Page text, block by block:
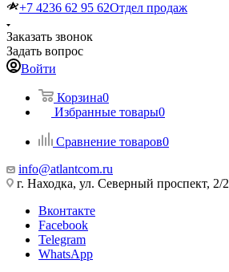
+7 4236 62 95 62Отдел продаж
Заказать звонок
Задать вопрос
Войти
Корзина0
Избранные товары0
Сравнение товаров0
info@atlantcom.ru
г. Находка, ул. Северный проспект, 2/2
Вконтакте
Facebook
Telegram
WhatsApp